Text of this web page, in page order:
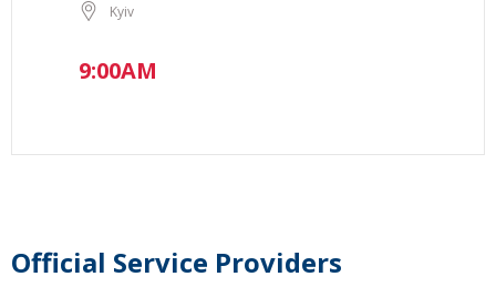
Kyiv
9:00AM
Official Service Providers